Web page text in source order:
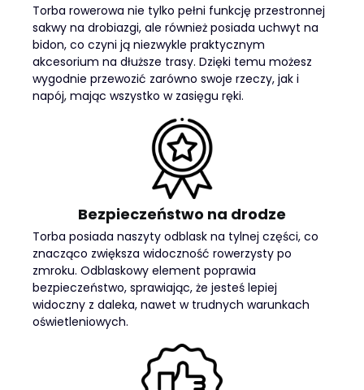
Torba rowerowa nie tylko pełni funkcję przestronnej
sakwy na drobiazgi, ale również posiada uchwyt na
bidon, co czyni ją niezwykle praktycznym
akcesorium na dłuższe trasy. Dzięki temu możesz
wygodnie przewozić zarówno swoje rzeczy, jak i
napój, mając wszystko w zasięgu ręki.
Bezpieczeństwo na drodze
Torba posiada naszyty odblask na tylnej części, co
znacząco zwiększa widoczność rowerzysty po
zmroku. Odblaskowy element poprawia
bezpieczeństwo, sprawiając, że jesteś lepiej
widoczny z daleka, nawet w trudnych warunkach
oświetleniowych.